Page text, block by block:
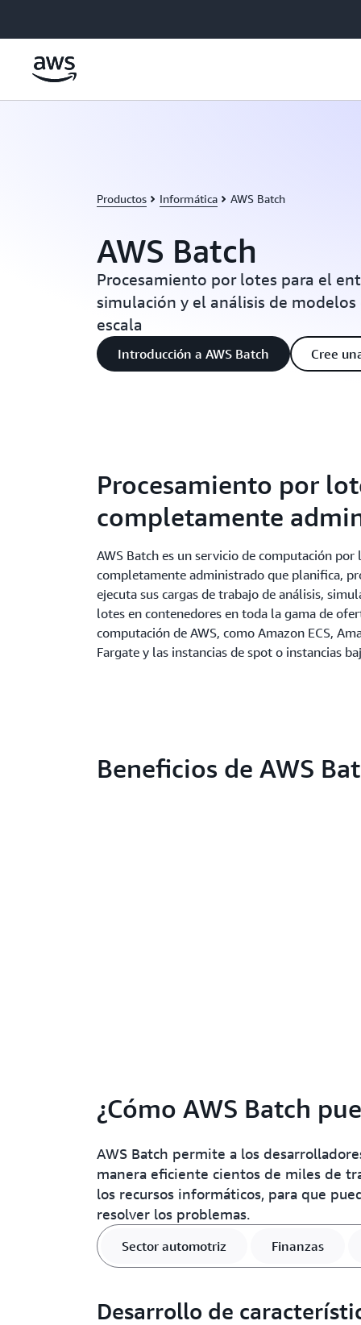
Productos Informática AWS Batch
AWS Batch
Procesamiento por lotes para el
simulación y el análisis de modelos
escala
Introducción a AWS Batch Cree
Procesamiento por
completamente
AWS Batch es un servicio de computación por
completamente administrado que planifica,
ejecuta sus cargas de trabajo de análisis,
lotes en contenedores en toda la gama de
computación de AWS, como Amazon ECS,
Fargate y las instancias de spot o instancias
Beneficios de AWS
¿Cómo AWS Batch
AWS Batch permite a los
manera eficiente cientos de miles de
los recursos informáticos, para que
resolver los problemas.
Sector automotriz Finanzas
Desarrollo de